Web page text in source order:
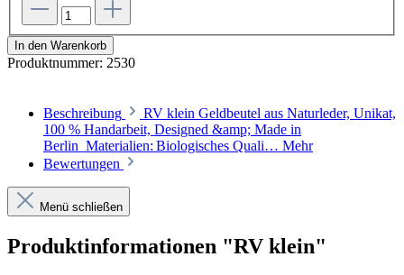
In den Warenkorb
Produktnummer: 2530
Beschreibung
RV klein Geldbeutel aus Naturleder, Unikat,
100 % Handarbeit, Designed &amp; Made in
Berlin Materialien: Biologisches Quali… Mehr
Bewertungen
Menü schließen
Produktinformationen "RV klein"